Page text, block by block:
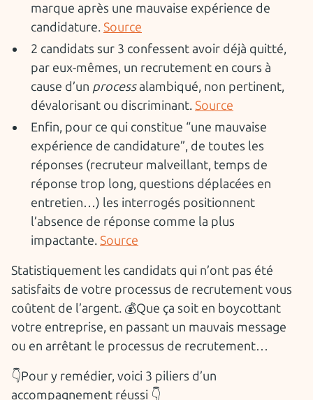
marque après une mauvaise expérience de
candidature.Source
2 candidats sur 3 confessent avoir déjà quitté,
par eux-mêmes, un recrutement en cours à
cause d’un processalambiqué, non pertinent,
dévalorisant ou discriminant.Source
Enfin, pour ce qui constitue “une mauvaise
expérience de candidature”, de toutes les
réponses (recruteur malveillant, temps de
réponse trop long, questions déplacées en
entretien…) les interrogés positionnent
l’absence de réponse comme la plus
impactante.Source
Statistiquement les candidats qui n’ont pas été
satisfaits de votre processus de recrutement vous
coûtent de l’argent. 💰Que ça soit en boycottant
votre entreprise, en passant un mauvais message
ou en arrêtant le processus de recrutement…
👇Pour y remédier, voici 3 piliers d’un
accompagnement réussi 👇